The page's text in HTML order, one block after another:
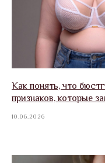
Как понять, что
признаков, которые
10.06.2026